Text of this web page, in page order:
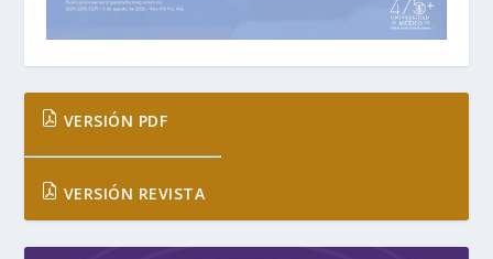
VERSIÓN PDF
VERSIÓN REVISTA